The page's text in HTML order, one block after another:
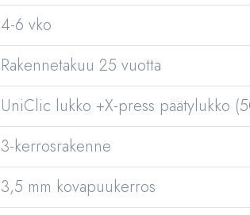
4-6 vko
Rakennetakuu 25 vuotta
UniClic lukko +X-press päätylukko
3-kerrosrakenne
3,5 mm kovapuukerros